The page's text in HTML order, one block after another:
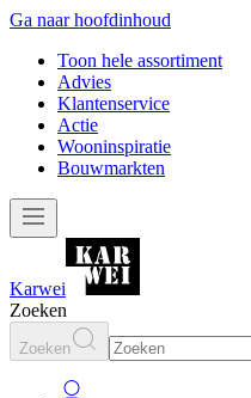
Ga naar hoofdinhoud
Toon hele assortiment
Advies
Klantenservice
Actie
Wooninspiratie
Bouwmarkten
Karwei
Zoeken
Zoeken